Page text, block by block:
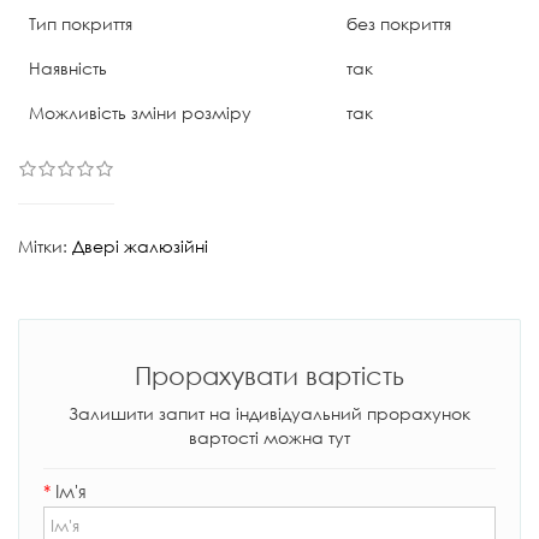
Тип покриття
без покриття
Наявність
так
Можливість зміни розміру
так
Мітки: Двері жалюзійні
Прорахувати вартість
Залишити запит на індивідуальний прорахунок
вартості можна тут
* Ім'я